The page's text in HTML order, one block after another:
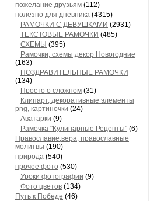
пожелание друзьям (112)
полезно для дневника (4315)
РАМОЧКИ С ДЕВУШКАМИ (2931)
ТЕКСТОВЫЕ РАМОЧКИ (485)
СХЕМЫ (395)
Рамочки, схемы,декор Новогодние
(163)
ПОЗДРАВИТЕЛЬНЫЕ РАМОЧКИ
(134)
Просто о сложном (31)
Клипарт, декоративные элементы
png, картиночки (24)
Аватарки (9)
Рамочка "Кулинарные Рецепты" (6)
Православие,вера, православные
молитвы (190)
природа (540)
прочее фото (530)
Уроки фотографии (9)
Фото цветов (134)
Путь к Победе (46)